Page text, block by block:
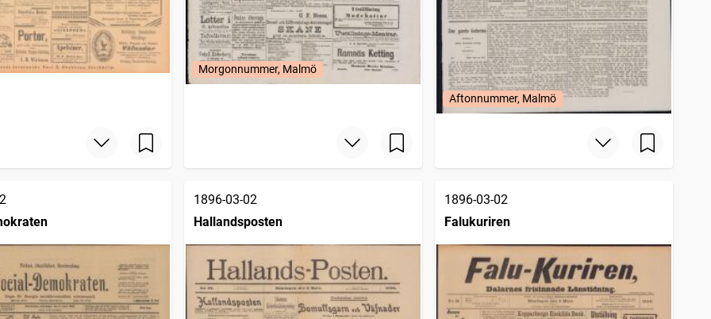
Morgonnummer, Malmö
Aftonnummer, Malmö
1896-03-02
Hallandsposten
1896-03-02
Falukuriren